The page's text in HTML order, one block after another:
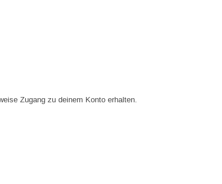
Zugang zu deinem Konto erhalten.